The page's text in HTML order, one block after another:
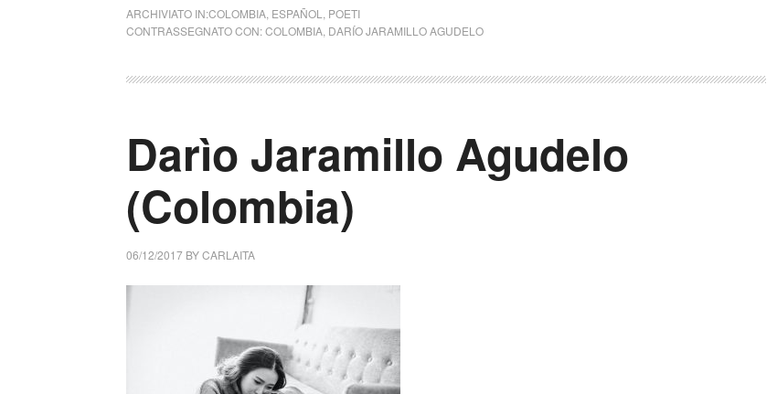
ARCHIVIATO IN:COLOMBIA ESPAÑOL
POETI
CONTRASSEGNATO CON:COLOMBIA DARÍO JARAMILLO AGUDELO
Darìo Jaramillo Agudelo
(Colombia)
06/12/2017 BYCARLAITA